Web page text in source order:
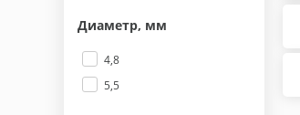
Диаметр, мм
4,8
5,5